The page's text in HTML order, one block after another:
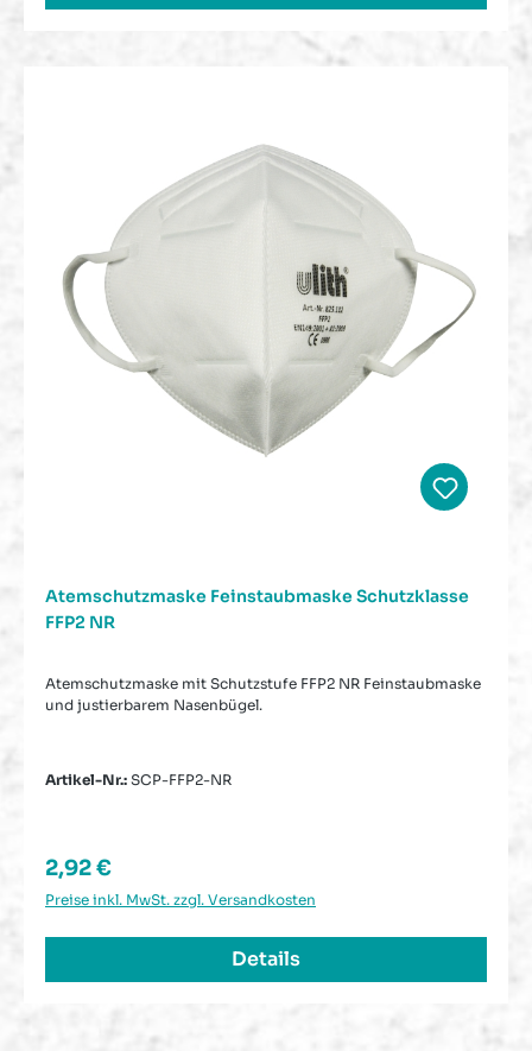
Atemschutzmaske Feinstaubmaske Schutzklasse
FFP2 NR
Atemschutzmaske mit Schutzstufe FFP2 NR Feinstaubmaske
und justierbarem Nasenbügel.
Artikel-Nr.: SCP-FFP2-NR
Regulärer Preis:
2,92 €
Preise inkl. MwSt. zzgl. Versandkosten
Details